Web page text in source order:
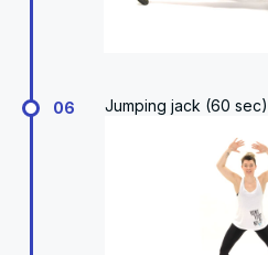
06 Jumping jack (60 sec)